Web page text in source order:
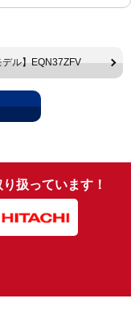
デル】EQN37ZFV
扱っています！